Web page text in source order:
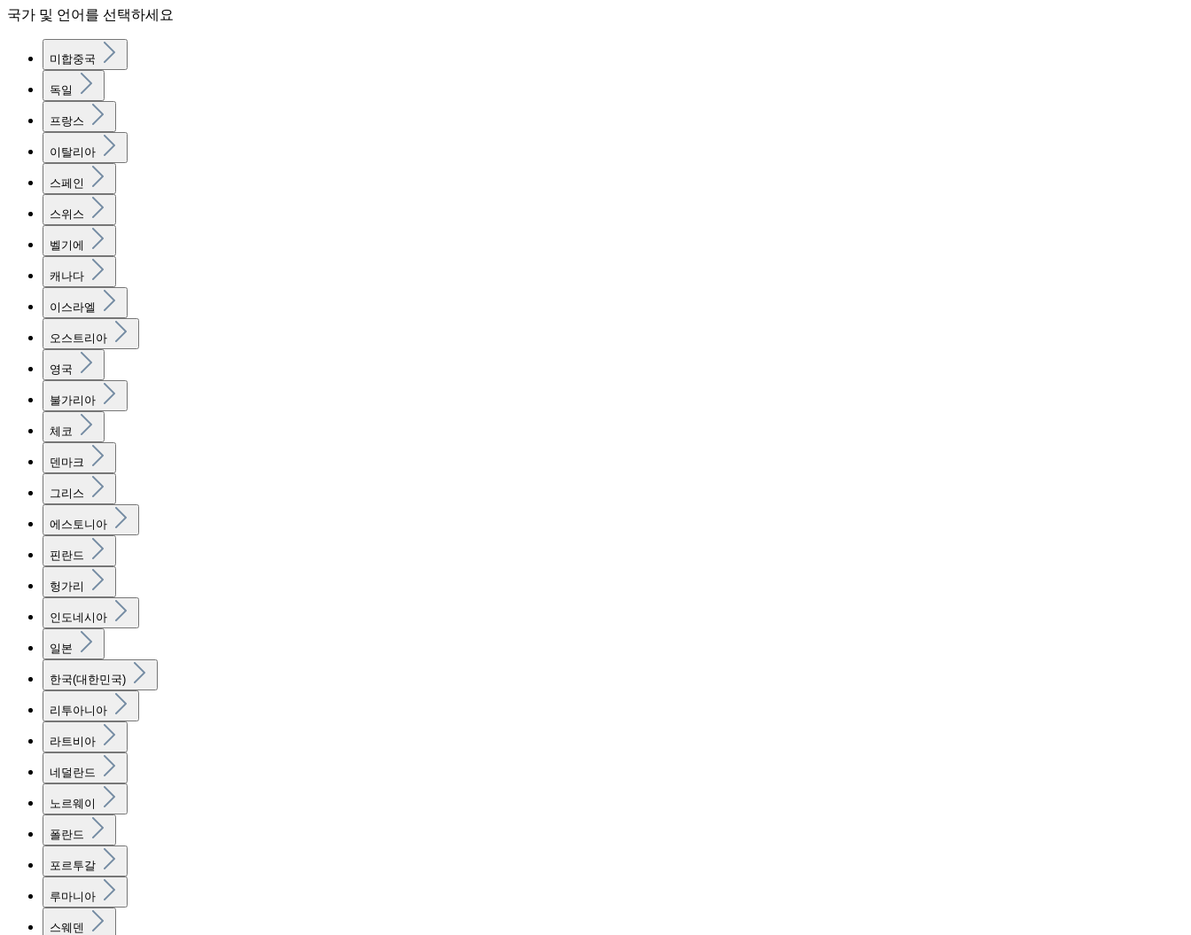
국가 및 언어를 선택하세요
미합중국
독일
프랑스
이탈리아
스페인
스위스
벨기에
캐나다
이스라엘
오스트리아
영국
불가리아
체코
덴마크
그리스
에스토니아
핀란드
헝가리
인도네시아
일본
한국(대한민국)
리투아니아
라트비아
네덜란드
노르웨이
폴란드
포르투갈
루마니아
스웨덴